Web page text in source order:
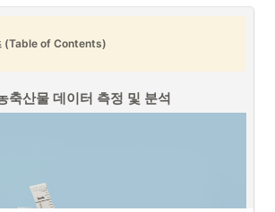
PO) (출처 : Unsplash)
과 같은 7가지 핵심 능력들이 필요합니다.
(Table of Contents)
축산물 데이터 측정 및 분석